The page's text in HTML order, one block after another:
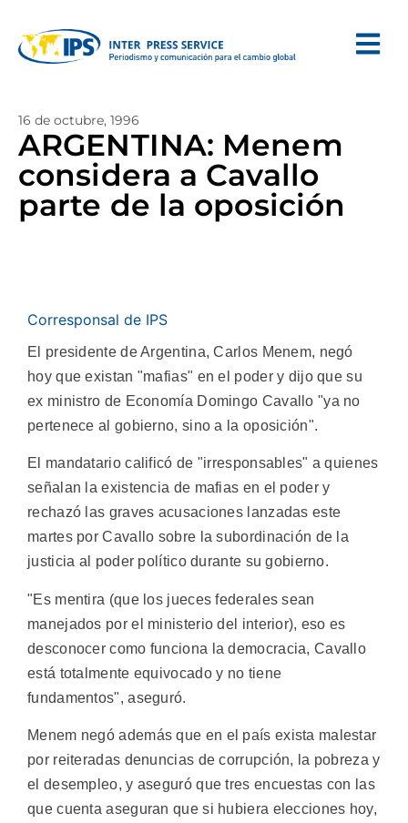
16 de octubre, 1996
ARGENTINA: Menem
considera a Cavallo
parte de la oposición
Corresponsal de IPS
El presidente de Argentina, Carlos Menem, negó
hoy que existan "mafias" en el poder y dijo que su
ex ministro de Economía Domingo Cavallo "ya no
pertenece al gobierno, sino a la oposición".
El mandatario calificó de "irresponsables" a quienes
señalan la existencia de mafias en el poder y
rechazó las graves acusaciones lanzadas este
martes por Cavallo sobre la subordinación de la
justicia al poder político durante su gobierno.
"Es mentira (que los jueces federales sean
manejados por el ministerio del interior), eso es
desconocer como funciona la democracia, Cavallo
está totalmente equivocado y no tiene
fundamentos", aseguró.
Menem negó además que en el país exista malestar
por reiteradas denuncias de corrupción, la pobreza y
el desempleo, y aseguró que tres encuestas con las
que cuenta aseguran que si hubiera elecciones hoy,